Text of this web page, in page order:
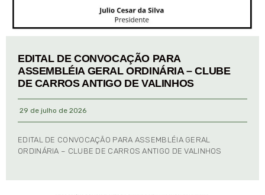
EDITAL DE CONVOCAÇÃO PARA
ASSEMBLÉIA GERAL ORDINÁRIA – CLUBE
DE CARROS ANTIGO DE VALINHOS
29 de julho de 2026
EDITAL DE CONVOCAÇÃO PARA ASSEMBLÉIA GERAL
ORDINÁRIA – CLUBE DE CARROS ANTIGO DE VALINHOS